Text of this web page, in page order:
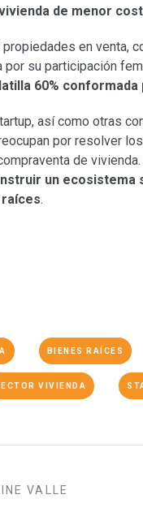
de menor
en venta,
su participación
60%
así como otras
por resolver
de
un ecosistema
.
BIENES RAÍCES
VIVIENDA
VALLE